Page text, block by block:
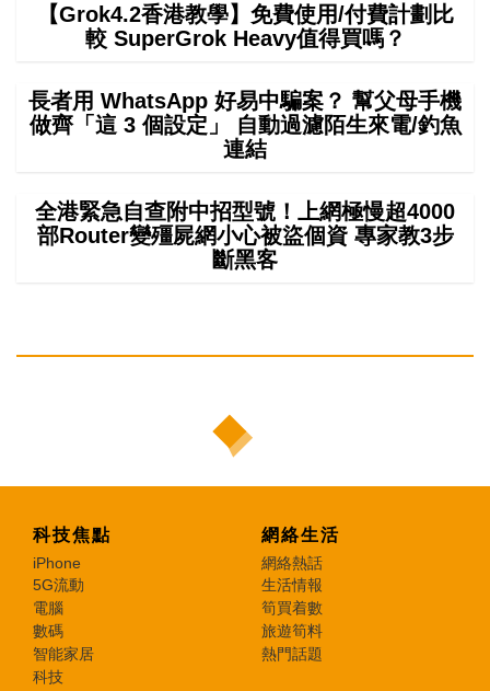
【Grok4.2香港教學】免費使用/付費計劃比
較 SuperGrok Heavy值得買嗎？
長者用 WhatsApp 好易中騙案？ 幫父母手機
做齊「這 3 個設定」 自動過濾陌生來電/釣魚
連結
全港緊急自查附中招型號！上網極慢超4000
部Router變殭屍網小心被盜個資 專家教3步
斷黑客
科技焦點
iPhone
5G流動
電腦
數碼
智能家居
科技
網絡生活
網絡熱話
生活情報
筍買着數
旅遊筍料
熱門話題